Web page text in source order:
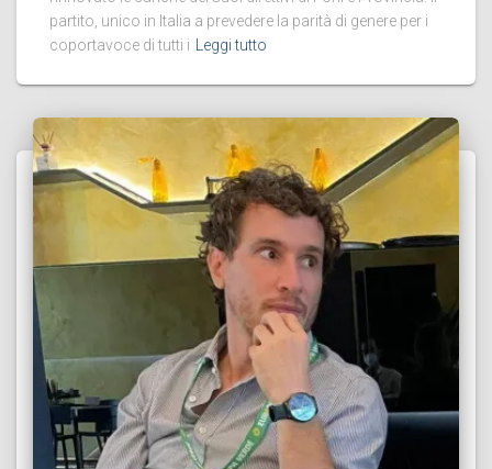
partito, unico in Italia a prevedere la parità di genere per i
coportavoce di tutti i
Leggi tutto